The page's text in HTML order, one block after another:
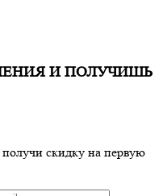
И ПОЛУЧИШЬ
скидку на первую